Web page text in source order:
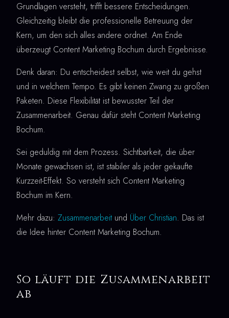
Grundlagen versteht, trifft bessere Entscheidungen.
Gleichzeitig bleibt die professionelle Betreuung der
Kern, um den sich alles andere ordnet. Am Ende
überzeugt Content Marketing Bochum durch Ergebnisse.
Denk daran: Du entscheidest selbst, wie weit du gehst
und in welchem Tempo. Es gibt keinen Zwang zu großen
Paketen. Diese Flexibilität ist bewusster Teil der
Zusammenarbeit. Genau dafür steht Content Marketing
Bochum.
Sei geduldig mit dem Prozess. Sichtbarkeit, die über
Monate gewachsen ist, ist stabiler als jeder gekaufte
Kurzzeit-Effekt. So versteht sich Content Marketing
Bochum im Kern.
Mehr dazu: Zusammenarbeit und Über Christian. Das ist
die Idee hinter Content Marketing Bochum.
So läuft die Zusammenarbeit
ab